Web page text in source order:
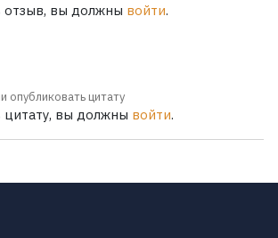
отзыв, вы должны войти.
цитату
вы должны войти.